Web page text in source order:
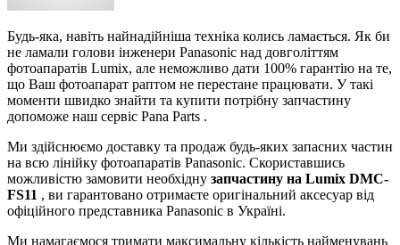
Будь-яка, навіть найнадійніша техніка колись ламається. Як би
не ламали голови інженери Panasonic над довголіттям
фотоапаратів Lumix, але неможливо дати 100% гарантію на те,
що Ваш фотоапарат раптом не перестане працювати. У такі
моменти швидко знайти та купити потрібну запчастину
допоможе наш сервіс Pana Parts .
Ми здійснюємо доставку та продаж будь-яких запасних частин
на всю лінійку фотоапаратів Panasonic. Скориставшись
можливістю замовити необхідну запчастину на Lumix DMC-
FS11 , ви гарантовано отримаєте оригінальний аксесуар від
офіційного представника Panasonic в Україні.
Ми намагаємося тримати максимальну кількість найменувань